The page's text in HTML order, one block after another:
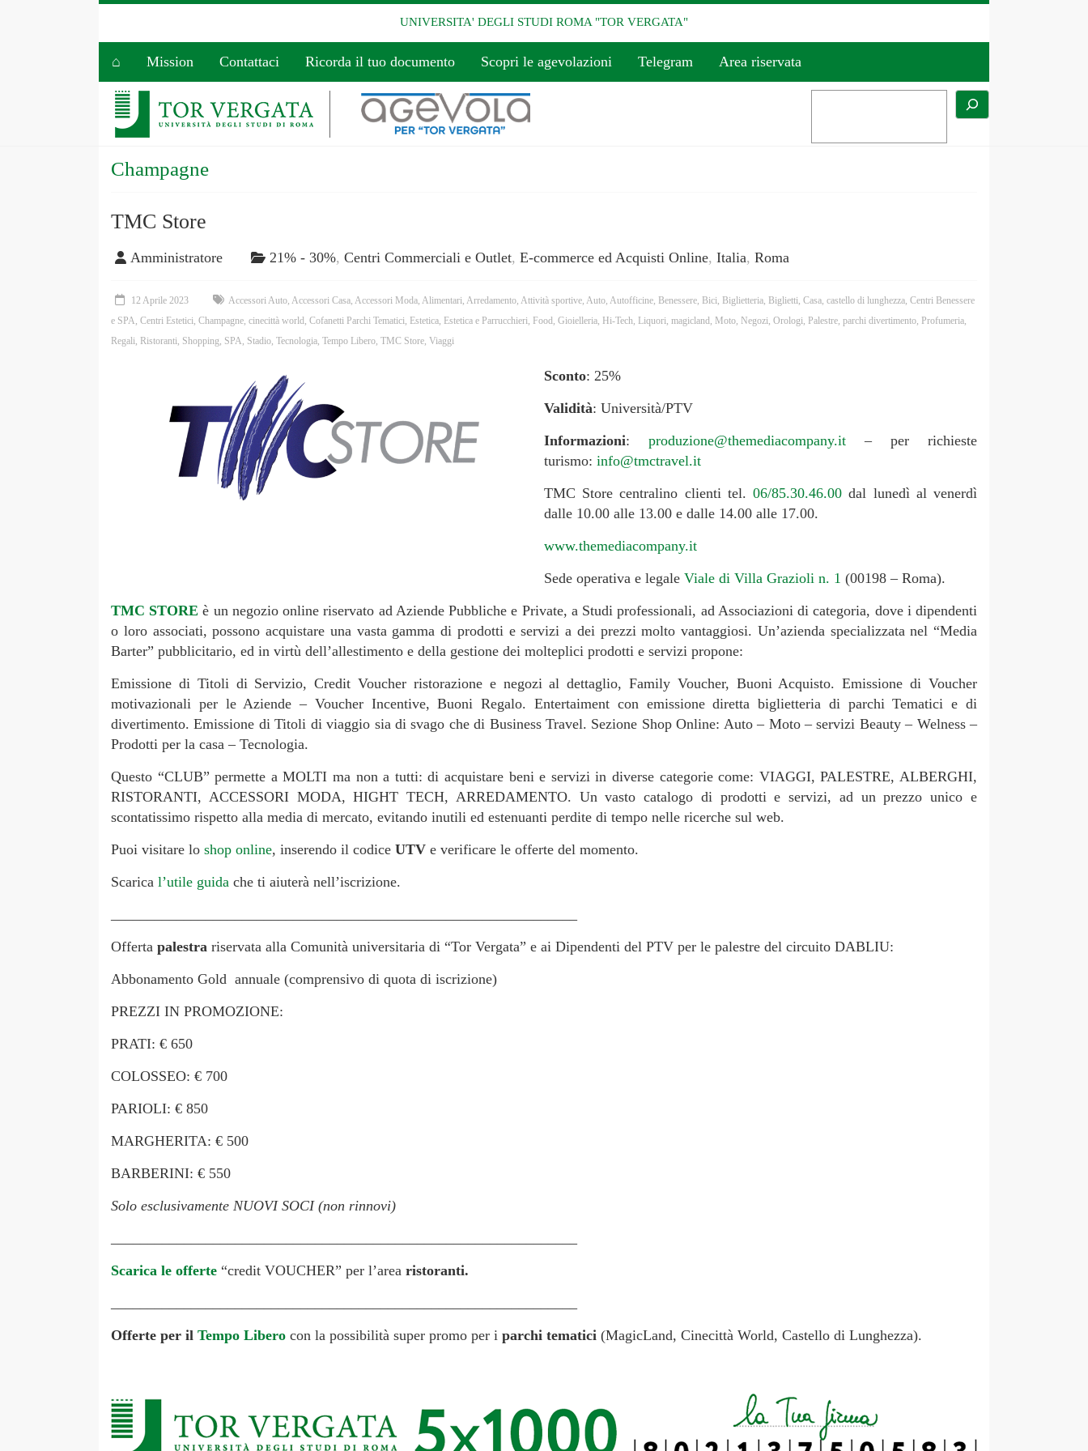
UNIVERSITA' DEGLI STUDI ROMA "TOR VERGATA"
⌂ Mission Contattaci Ricorda il tuo documento Scopri le agevolazioni Telegram Area riservata
Champagne
TMC Store
Amministratore 21% - 30%, Centri Commerciali e Outlet, E-commerce ed Acquisti Online, Italia, Roma
12 Aprile 2023 Accessori Auto, Accessori Casa, Accessori Moda, Alimentari, Arredamento, Attività sportive, Auto, Autofficine, Benessere, Bici, Biglietteria, Biglietti, Casa, castello di lunghezza, Centri Benessere
e SPA, Centri Estetici, Champagne, cinecittà world, Cofanetti Parchi Tematici, Estetica, Estetica e Parrucchieri, Food, Gioielleria, Hi-Tech, Liquori, magicland, Moto, Negozi, Orologi, Palestre, parchi divertimento, Profumeria,
Regali, Ristoranti, Shopping, SPA, Stadio, Tecnologia, Tempo Libero, TMC Store, Viaggi
Sconto: 25%
Validità: Università/PTV
Informazioni: produzione@themediacompany.it – per richieste
turismo: info@tmctravel.it
TMC Store centralino clienti tel. 06/85.30.46.00 dal lunedì al venerdì
dalle 10.00 alle 13.00 e dalle 14.00 alle 17.00.
www.themediacompany.it
Sede operativa e legale Viale di Villa Grazioli n. 1 (00198 – Roma).
TMC STORE è un negozio online riservato ad Aziende Pubbliche e Private, a Studi professionali, ad Associazioni di categoria, dove i dipendenti
o loro associati, possono acquistare una vasta gamma di prodotti e servizi a dei prezzi molto vantaggiosi. Un’azienda specializzata nel “Media
Barter” pubblicitario, ed in virtù dell’allestimento e della gestione dei molteplici prodotti e servizi propone:
Emissione di Titoli di Servizio, Credit Voucher ristorazione e negozi al dettaglio, Family Voucher, Buoni Acquisto. Emissione di Voucher
motivazionali per le Aziende – Voucher Incentive, Buoni Regalo. Entertaiment con emissione diretta biglietteria di parchi Tematici e di
divertimento. Emissione di Titoli di viaggio sia di svago che di Business Travel. Sezione Shop Online: Auto – Moto – servizi Beauty – Welness –
Prodotti per la casa – Tecnologia.
Questo “CLUB” permette a MOLTI ma non a tutti: di acquistare beni e servizi in diverse categorie come: VIAGGI, PALESTRE, ALBERGHI,
RISTORANTI, ACCESSORI MODA, HIGHT TECH, ARREDAMENTO. Un vasto catalogo di prodotti e servizi, ad un prezzo unico e
scontatissimo rispetto alla media di mercato, evitando inutili ed estenuanti perdite di tempo nelle ricerche sul web.
Puoi visitare lo shop online, inserendo il codice UTV e verificare le offerte del momento.
Scarica l’utile guida che ti aiuterà nell’iscrizione.
Offerta palestra riservata alla Comunità universitaria di “Tor Vergata” e ai Dipendenti del PTV per le palestre del circuito DABLIU:
Abbonamento Gold annuale (comprensivo di quota di iscrizione)
PREZZI IN PROMOZIONE:
PRATI: € 650
COLOSSEO: € 700
PARIOLI: € 850
MARGHERITA: € 500
BARBERINI: € 550
Solo esclusivamente NUOVI SOCI (non rinnovi)
Scarica le offerte “credit VOUCHER” per l’area ristoranti.
Offerte per il Tempo Libero con la possibilità super promo per i parchi tematici (MagicLand, Cinecittà World, Castello di Lunghezza).